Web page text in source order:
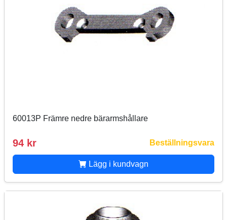
60013P Främre nedre bärarmshållare
94 kr Beställningsvara
Lägg i kundvagn